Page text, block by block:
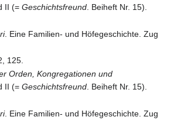
II (=Geschichtsfreund . Beiheft Nr. 15).
. Eine Familien- und Höfegeschichte. Zug
125.
Orden, Kongregationen und
II (=Geschichtsfreund. Beiheft Nr. 15).
. Eine Familien- und Höfegeschichte. Zug